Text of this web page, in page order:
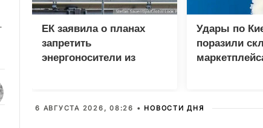
ЕК заявила о планах
запретить
энергоносители из
Удары по
поразили
6 АВГУСТА 2026, 08:26 • НОВОСТИ ДНЯ